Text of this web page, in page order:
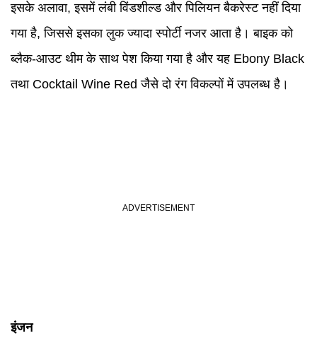
इसके अलावा, इसमें लंबी विंडशील्ड और पिलियन बैकरेस्ट नहीं दिया
गया है, जिससे इसका लुक ज्यादा स्पोर्टी नजर आता है। बाइक को
ब्लैक-आउट थीम के साथ पेश किया गया है और यह Ebony Black
तथा Cocktail Wine Red जैसे दो रंग विकल्पों में उपलब्ध है।
इंजन